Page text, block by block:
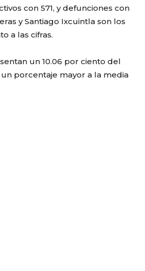
con 571, y defunciones con
y Santiago Ixcuintla son los
a las cifras.
un 10.06 por ciento del
porcentaje mayor a la media